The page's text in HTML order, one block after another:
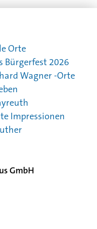
Orte
Bürgerfest 2026
Wagner -Orte
Impressionen
GmbH